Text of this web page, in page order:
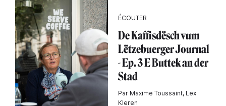
ÉCOUTER
De Kaffisdësch vum
Lëtzebuerger Journal
- Ep. 3 E Buttek an der
Stad
Par Maxime Toussaint, Lex
Kleren